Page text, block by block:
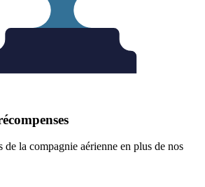
de la compagnie aérienne en plus de nos